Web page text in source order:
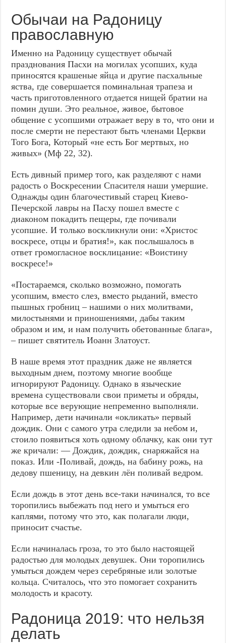
Обычаи на Радоницу
православную
Именно на Радоницу существует обычай
празднования Пасхи на могилах усопших, куда
приносятся крашеные яйца и другие пасхальные
яства, где совершается поминальная трапеза и
часть приготовленного отдается нищей братии на
помин души. Это реальное, живое, бытовое
общение с усопшими отражает веру в то, что они и
после смерти не перестают быть членами Церкви
Того Бога, Который «не есть Бог мертвых, но
живых» (Мф 22, 32).
Есть дивный пример того, как разделяют с нами
радость о Воскресении Спасителя наши умершие.
Однажды один благочестивый старец Киево-
Печерской лавры на Пасху пошел вместе с
диаконом покадить пещеры, где почивали
усопшие. И только воскликнули они: «Христос
воскресе, отцы и братия!», как послышалось в
ответ громогласное восклицание: «Воистину
воскресе!»
«Постараемся, сколько возможно, помогать
усопшим, вместо слез, вместо рыданий, вместо
пышных гробниц – нашими о них молитвами,
милостынями и приношениями, дабы таким
образом и им, и нам получить обетованные блага»,
– пишет святитель Иоанн Златоуст.
В наше время этот праздник даже не является
выходным днем, поэтому многие вообще
игнорируют Радоницу. Однако в языческие
времена существовали свои приметы и обряды,
которые все верующие непременно выполняли.
Например, дети начинали «окликать» первый
дождик. Они с самого утра следили за небом и,
стоило появиться хоть одному облачку, как они тут
же кричали: — Дождик, дождик, снаряжайся на
показ. Или -Поливай, дождь, на бабину рожь, на
дедову пшеницу, на девкин лён поливай ведром.
Если дождь в этот день все-таки начинался, то все
торопились выбежать под него и умыться его
каплями, потому что это, как полагали люди,
приносит счастье.
Если начиналась гроза, то это было настоящей
радостью для молодых девушек. Они торопились
умыться дождем через серебряные или золотые
кольца. Считалось, что это помогает сохранить
молодость и красоту.
Радоница 2019: что нельзя
делать